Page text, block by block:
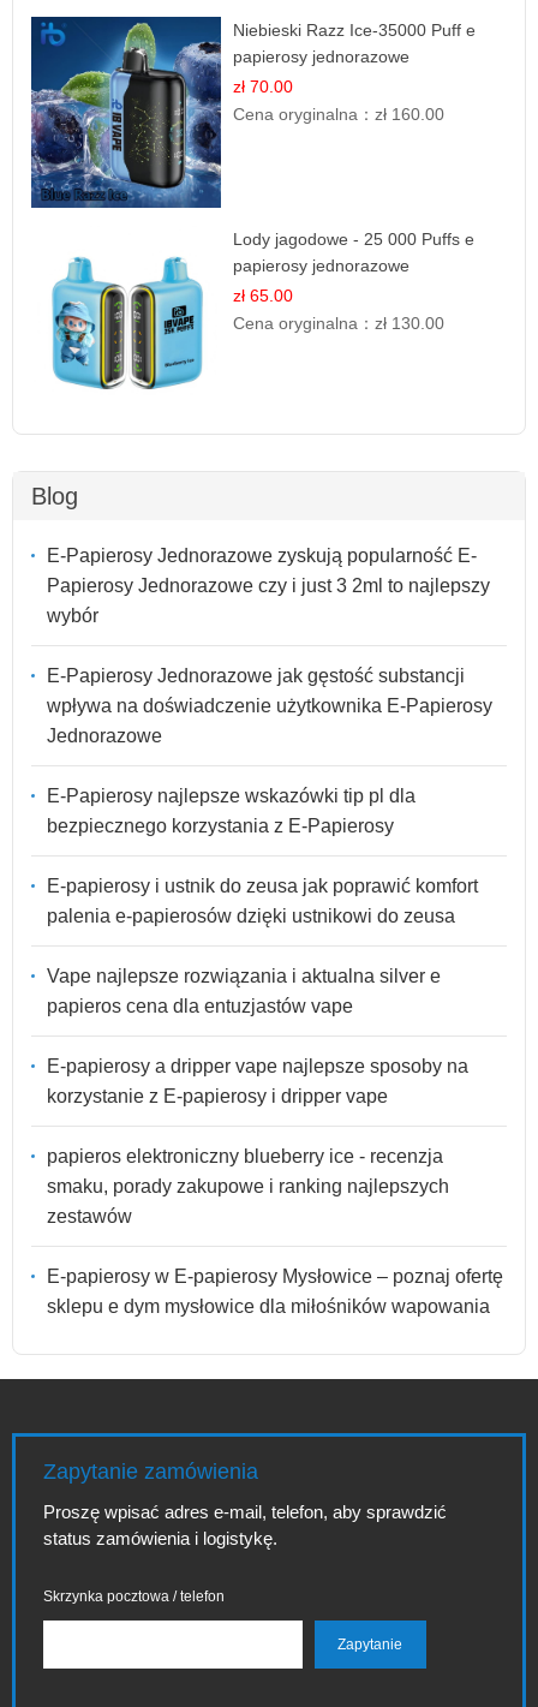
Niebieski Razz Ice-35000 Puff e
papierosy jednorazowe
zł 70.00
Cena oryginalna：zł 160.00
Lody jagodowe - 25 000 Puffs e
papierosy jednorazowe
zł 65.00
Cena oryginalna：zł 130.00
Blog
E-Papierosy Jednorazowe zyskują popularność E-
Papierosy Jednorazowe czy i just 3 2ml to najlepszy
wybór
E-Papierosy Jednorazowe jak gęstość substancji
wpływa na doświadczenie użytkownika E-Papierosy
Jednorazowe
E-Papierosy najlepsze wskazówki tip pl dla
bezpiecznego korzystania z E-Papierosy
E-papierosy i ustnik do zeusa jak poprawić komfort
palenia e-papierosów dzięki ustnikowi do zeusa
Vape najlepsze rozwiązania i aktualna silver e
papieros cena dla entuzjastów vape
E-papierosy a dripper vape najlepsze sposoby na
korzystanie z E-papierosy i dripper vape
papieros elektroniczny blueberry ice - recenzja
smaku, porady zakupowe i ranking najlepszych
zestawów
E-papierosy w E-papierosy Mysłowice – poznaj ofertę
sklepu e dym mysłowice dla miłośników wapowania
Zapytanie zamówienia
Proszę wpisać adres e-mail, telefon, aby sprawdzić
status zamówienia i logistykę.
Skrzynka pocztowa / telefon